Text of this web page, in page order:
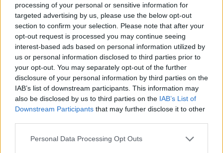
processing of your personal or sensitive information for
targeted advertising by us, please use the below opt-out
section to confirm your selection. Please note that after your
opt-out request is processed you may continue seeing
interest-based ads based on personal information utilized by
us or personal information disclosed to third parties prior to
your opt-out. You may separately opt-out of the further
disclosure of your personal information by third parties on the
IAB’s list of downstream participants. This information may
also be disclosed by us to third parties on the IAB’s List of
Downstream Participants that may further disclose it to other
Personal Data Processing Opt Outs